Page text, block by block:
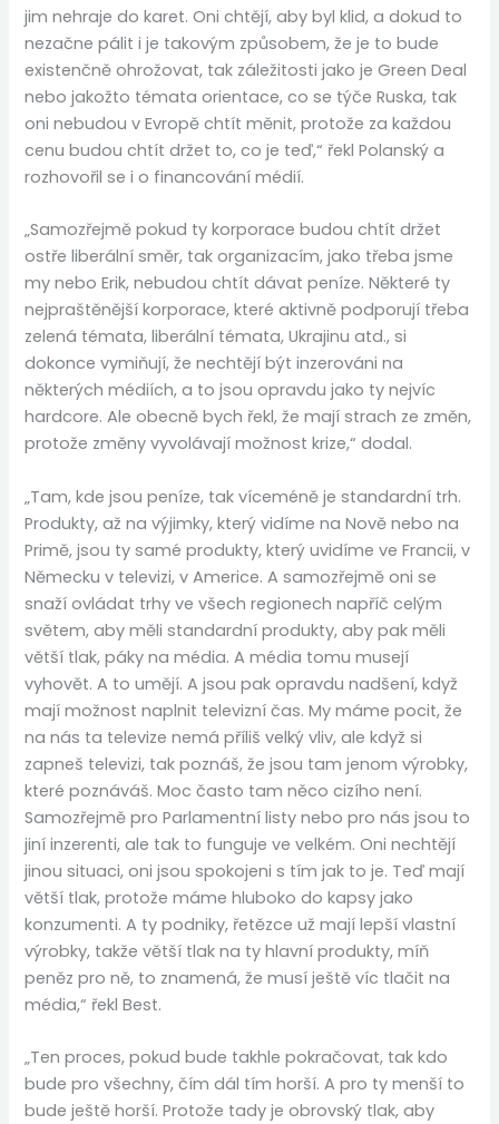
jim nehraje do karet. Oni chtějí, aby byl klid, a dokud to
nezačne pálit i je takovým způsobem, že je to bude
existenčně ohrožovat, tak záležitosti jako je Green Deal
nebo jakožto témata orientace, co se týče Ruska, tak
oni nebudou v Evropě chtít měnit, protože za každou
cenu budou chtít držet to, co je teď,“ řekl Polanský a
rozhovořil se i o financování médií.
„Samozřejmě pokud ty korporace budou chtít držet
ostře liberální směr, tak organizacím, jako třeba jsme
my nebo Erik, nebudou chtít dávat peníze. Některé ty
nejpraštěnější korporace, které aktivně podporují třeba
zelená témata, liberální témata, Ukrajinu atd., si
dokonce vymiňují, že nechtějí být inzerováni na
některých médiích, a to jsou opravdu jako ty nejvíc
hardcore. Ale obecně bych řekl, že mají strach ze změn,
protože změny vyvolávají možnost krize,“ dodal.
„Tam, kde jsou peníze, tak víceméně je standardní trh.
Produkty, až na výjimky, který vidíme na Nově nebo na
Primě, jsou ty samé produkty, který uvidíme ve Francii, v
Německu v televizi, v Americe. A samozřejmě oni se
snaží ovládat trhy ve všech regionech napříč celým
světem, aby měli standardní produkty, aby pak měli
větší tlak, páky na média. A média tomu musejí
vyhovět. A to umějí. A jsou pak opravdu nadšení, když
mají možnost naplnit televizní čas. My máme pocit, že
na nás ta televize nemá příliš velký vliv, ale když si
zapneš televizi, tak poznáš, že jsou tam jenom výrobky,
které poznáváš. Moc často tam něco cizího není.
Samozřejmě pro Parlamentní listy nebo pro nás jsou to
jiní inzerenti, ale tak to funguje ve velkém. Oni nechtějí
jinou situaci, oni jsou spokojeni s tím jak to je. Teď mají
větší tlak, protože máme hluboko do kapsy jako
konzumenti. A ty podniky, řetězce už mají lepší vlastní
výrobky, takže větší tlak na ty hlavní produkty, míň
peněz pro ně, to znamená, že musí ještě víc tlačit na
média,“ řekl Best.
„Ten proces, pokud bude takhle pokračovat, tak kdo
bude pro všechny, čím dál tím horší. A pro ty menší to
bude ještě horší. Protože tady je obrovský tlak, aby